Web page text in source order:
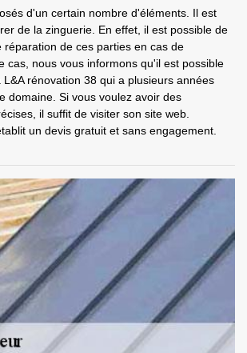
d'un certain nombre d'éléments. Il est
de la zinguerie. En effet, il est possible de
réparation de ces parties en cas de
cas, nous vous informons qu'il est possible
rénovation 38 qui a plusieurs années
domaine. Si vous voulez avoir des
il suffit de visiter son site web.
un devis gratuit et sans engagement.